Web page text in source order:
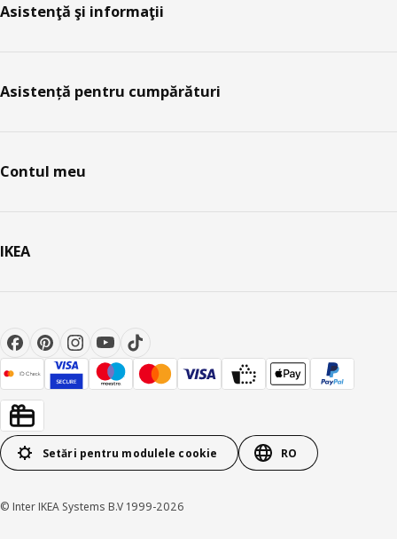
Asistenţă şi informaţii
Asistență pentru cumpărături
Contul meu
IKEA
Setări pentru modulele cookie RO
© Inter IKEA Systems B.V 1999-2026